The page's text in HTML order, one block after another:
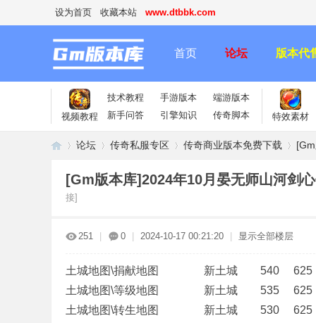
设为首页 收藏本站 www.dtbbk.com
首页 论坛 版本代
视频教程
技术教程 手游版本
端游版本
新手问答
引擎知识 传奇脚本 特效素材
»
论坛 传奇私服专区 传奇商业版本免费下载
[Gm版本库]2024年10月晏无师山河剑
接]
251 0 2024-10-17 00:21:20 显示全部楼层
土城地图\捐献地图 新土城 540
土城地图\等级地图 新土城 535
土城地图\转生地图 新土城 530 625